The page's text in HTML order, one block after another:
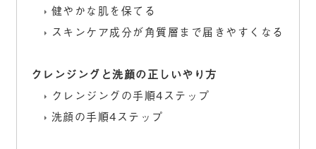
健やかな肌を保てる
スキンケア成分が角質層まで届きやすくなる
クレンジングと洗顔の正しいやり方
クレンジングの手順4ステップ
洗顔の手順4ステップ